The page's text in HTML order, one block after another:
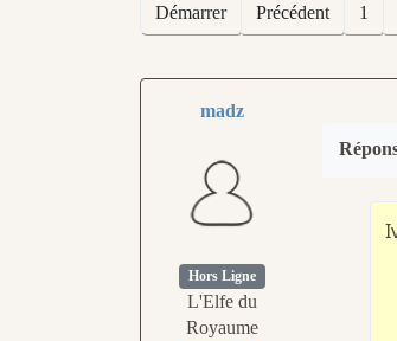
Démarrer Précédent 1
madz
Hors Ligne
L'Elfe du
Royaume